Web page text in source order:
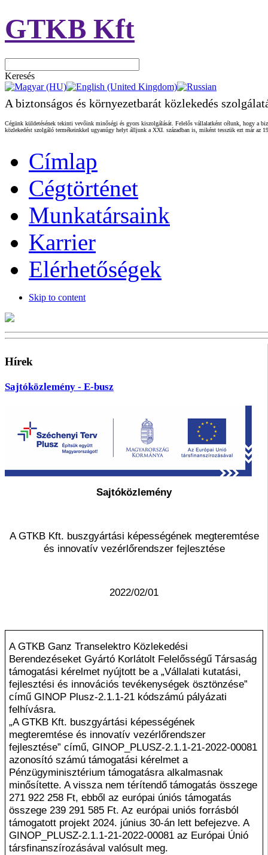
GTKB Kft
Keresés
A biztonságos és környezetbarát közlekedés
Cégünk küldetésének tekinti vevőink minőségi és gyors kiszolgálását. Felelős vállalatként célunk, hogy a
közlekedést szolgáló termékeinkkel ugyanúgy helyt álljunk a XXI. században is, miként tesszük ezt már az
Címlap
Cégtörténet
Munkatársaink
Karrier
Elérhetőségek
Skip to content
Hírek
Sajtóközlemény - E-busz
Sajtóközlemény
A GTKB Kft. buszgyártási képességének megteremtése
és innovatív vezérlőrendszer fejlesztése
2022/02/01
A GTKB Ganz Transelektro Közlekedési
Berendezéseket Gyártó Korlátolt Felelősségű Társaság
támogatási kérelmet nyújtott be a „Vállalati kutatási,
fejlesztési és innovációs tevékenységek ösztönzése”
című GINOP Plusz-2.1.1-21 kódszámú pályázati
felhívásra.
„A GTKB Kft. buszgyártási képességének
megteremtése és innovatív vezérlőrendszer
fejlesztése” című, GINOP_PLUSZ-2.1.1-21-2022-00081
azonosító számú támogatási kérelmet a
Pénzügyminisztérium támogatásra alkalmasnak
minősítette. A vissza nem térítendő támogatás összege
271 922 258 Ft, ebből az európai úniós támogatás
összege 239 291 585 Ft. Az európai uniós forrásból
támogatott projekt 2024. június 30-án lett befejezve. A
GINOP_PLUSZ-2.1.1-21-2022-00081 az Európai Únió
társfinanszírozásával valósult meg.